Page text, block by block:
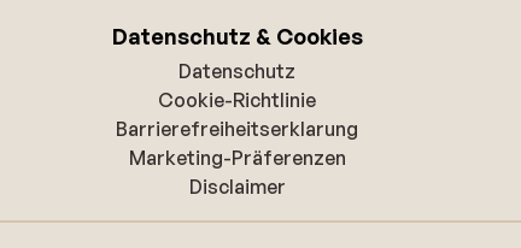
Datenschutz & Cookies
Datenschutz
Cookie-Richtlinie
Barrierefreiheitserklarung
Marketing-Präferenzen
Disclaimer